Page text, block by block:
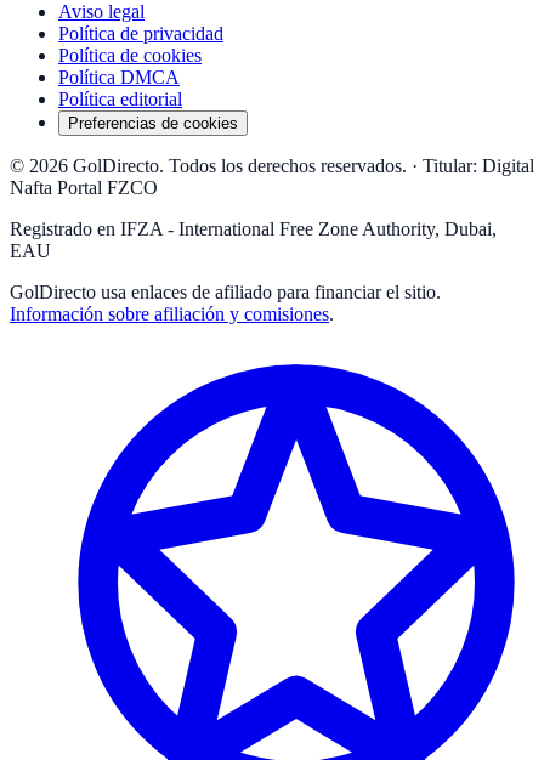
Aviso legal
Política de privacidad
Política de cookies
Política DMCA
Política editorial
Preferencias de cookies
© 2026 GolDirecto. Todos los derechos reservados. · Titular: Digital
Nafta Portal FZCO
Registrado en IFZA - International Free Zone Authority, Dubai,
EAU
GolDirecto usa enlaces de afiliado para financiar el sitio.
Información sobre afiliación y comisiones.